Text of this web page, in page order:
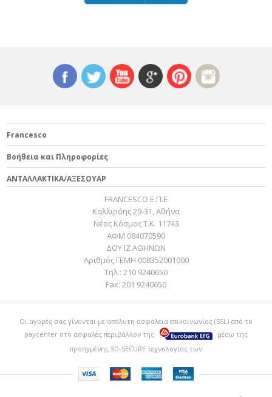
ΒΙΔΑ TORX
CM013201 ΚΟΛΙΕΣ ΣΥΓΚΡΑΤΗΣΗΣ
ΣΩΛΗΝΩΣΕΩΝ 1,90 €
Francesco
Βοήθεια και Πληροφορίες
ΑΝΤΑΛΛΑΚΤΙΚΑ/ΑΞΕΣΟΥΑΡ
FRANCESCO Ε.Π.Ε
Καλλιρόης 29-31, Αθήνα
Νέος Κόσμος Τ.Κ. 11743
ΑΦΜ 084070590
ΔΟΥ ΙΖ ΑΘΗΝΩΝ
Αριθμός ΓΕΜΗ 008352001000
Τηλ.: 210 9240650
Fax: 201 9240650
Οι αγορές σας γίνονται με απόλυτη ασφάλεια επικοινωνίας (SSL) από το
paycenter στο ασφαλές περιβάλλον της
μέσω της
προηγμένης 3D-SECURE τεχνολογίας των